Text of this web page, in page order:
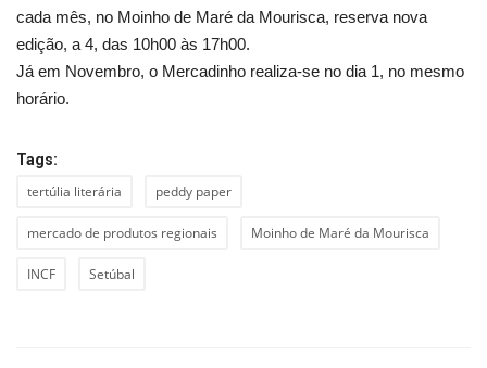
cada mês, no Moinho de Maré da Mourisca, reserva nova
edição, a 4, das 10h00 às 17h00.
Já em Novembro, o Mercadinho realiza-se no dia 1, no mesmo
horário.
Tags:
tertúlia literária peddy paper
mercado de produtos regionais Moinho de Maré da Mourisca
INCF Setúbal